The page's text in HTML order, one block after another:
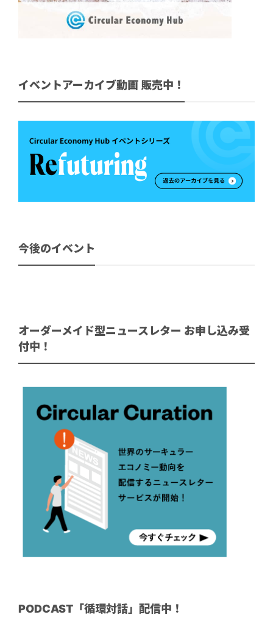
イベントアーカイブ動画 販売中！
今後のイベント
オーダーメイド型ニュースレター お申し込み受
付中！
PODCAST「循環対話」配信中！